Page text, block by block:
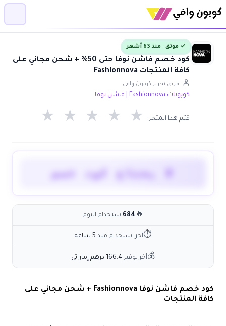
✓ موثق · منذ 63 أشهر
كود خصم فاشن نوفا حتى 50% + شحن مجاني على
كافة المنتجات Fashionnova
فريق تحرير كوبون وافي
كوبونات Fashionnova | فاشن نوفا
قيّم هذا المتجر: ★ ★ ★ ★ ★
لا يحتاج كود خصم
🔥
684استخدام اليوم
⏱آخر استخدام منذ 5 ساعة
💰آخر توفير 166.4 درهم إماراتي
كود خصم فاشن نوفا Fashionnova + شحن مجاني على
كافة المنتجات